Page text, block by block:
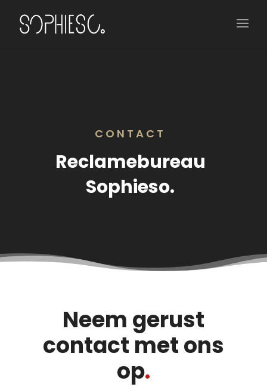
CONTACT
Reclamebureau
Sophieso.
Neem gerust
contact met ons
op.